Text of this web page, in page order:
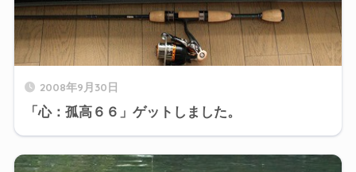
2008年9月30日
「心：孤高６６」ゲットしました。